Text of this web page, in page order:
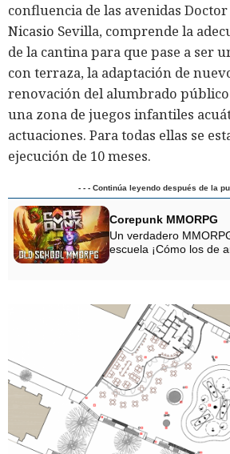
confluencia de las avenidas
Nicasio Sevilla, comprende la
de la cantina para que pase a ser
con terraza, la adaptación de
renovación del alumbrado público
una zona de juegos infantiles
actuaciones. Para todas ellas se
ejecución de 10 meses.
- - - Continúa leyendo después de la
Corepunk MMORPG
Un verdadero
escuela ¡Cómo los de